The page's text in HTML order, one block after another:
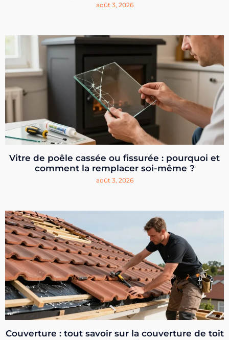
août 3, 2026
Vitre de poêle cassée ou fissurée : pourquoi et
comment la remplacer soi-même ?
août 3, 2026
Couverture : tout savoir sur la couverture de toit